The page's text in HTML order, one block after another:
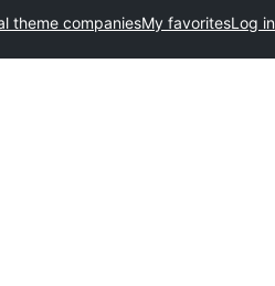
theme companiesMy favoritesLog in